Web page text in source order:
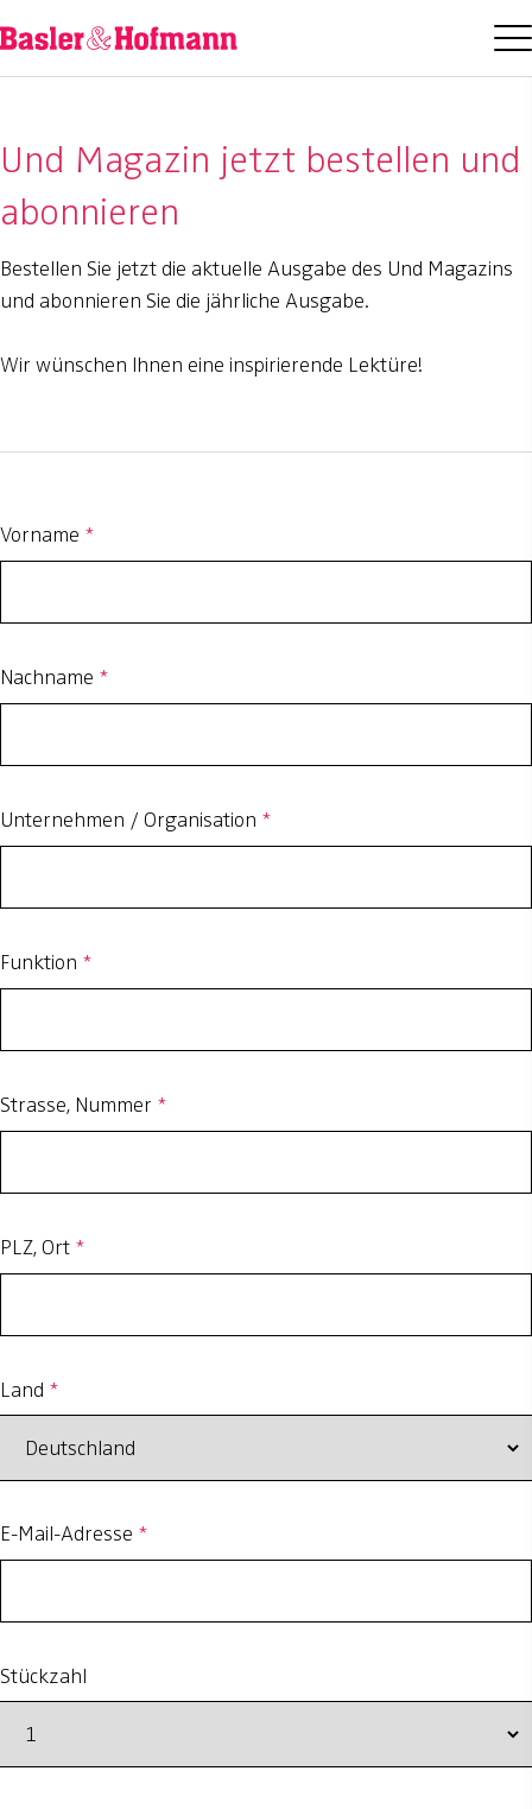
Und Magazin jetzt bestellen und
abonnieren
Bestellen Sie jetzt die aktuelle Ausgabe des Und Magazins
und abonnieren Sie die jährliche Ausgabe.
Wir wünschen Ihnen eine inspirierende Lektüre!
Vorname *
Nachname *
Unternehmen / Organisation *
Funktion *
Strasse, Nummer *
PLZ, Ort *
Land *
E-Mail-Adresse *
Stückzahl